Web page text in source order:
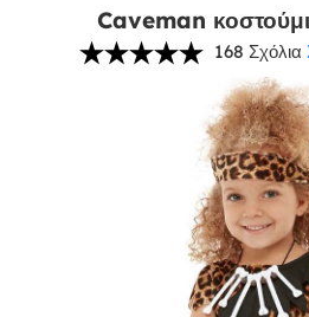
Caveman
168 Σχόλια